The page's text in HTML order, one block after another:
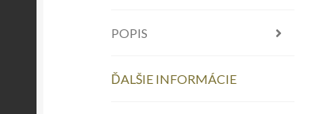
POPIS
ĎALŠIE INFORMÁCIE